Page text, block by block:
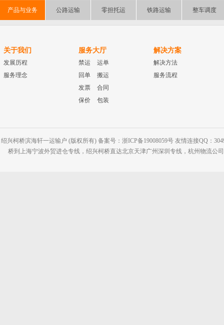
产品与业务 公路运输 零担托运 铁路运输 整车调度
关于我们
发展历程
服务理念
服务大厅
禁运
运单
回单
搬运
发票
合同
保价
包装
解决方案
解决方法
服务流程
绍兴柯桥滨海轩一运输户 (版权所有) 备案号：浙ICP备19008059号 友情连接QQ：
桥到上海宁波外贸进仓专线，绍兴柯桥直达北京天津广州深圳专线，杭州物流公